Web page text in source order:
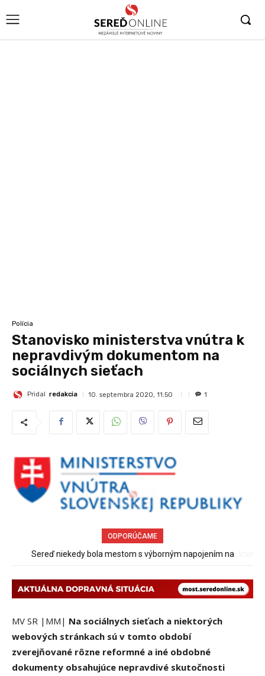
Polícia
Stanovisko ministerstva vnútra k
nepravdivým dokumentom na
sociálnych sieťach
Pridal redakcia 10. septembra 2020, 11:50 1
ODPORÚČAME
Pri venčení na Jesenského ulici mal usmrtiť psíka vlčiak, ktorý
MV SR |MM| Na sociálnych sieťach a niektorých
webových stránkach sú v tomto období
zverejňované rôzne reformné a iné obdobné
dokumenty obsahujúce nepravdivé skutočnosti